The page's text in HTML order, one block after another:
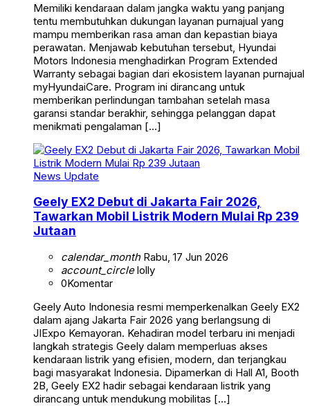
Memiliki kendaraan dalam jangka waktu yang panjang
tentu membutuhkan dukungan layanan purnajual yang
mampu memberikan rasa aman dan kepastian biaya
perawatan. Menjawab kebutuhan tersebut, Hyundai
Motors Indonesia menghadirkan Program Extended
Warranty sebagai bagian dari ekosistem layanan purnajual
myHyundaiCare. Program ini dirancang untuk
memberikan perlindungan tambahan setelah masa
garansi standar berakhir, sehingga pelanggan dapat
menikmati pengalaman […]
News Update
Geely EX2 Debut di Jakarta Fair 2026,
Tawarkan Mobil Listrik Modern Mulai Rp 239
Jutaan
calendar_monthRabu, 17 Jun 2026
account_circlelolly
0Komentar
Geely Auto Indonesia resmi memperkenalkan Geely EX2
dalam ajang Jakarta Fair 2026 yang berlangsung di
JIExpo Kemayoran. Kehadiran model terbaru ini menjadi
langkah strategis Geely dalam memperluas akses
kendaraan listrik yang efisien, modern, dan terjangkau
bagi masyarakat Indonesia. Dipamerkan di Hall A1, Booth
2B, Geely EX2 hadir sebagai kendaraan listrik yang
dirancang untuk mendukung mobilitas […]